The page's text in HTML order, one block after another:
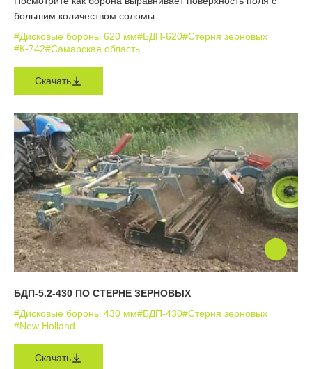
большим количеством соломы
#Дисковые бороны 620 мм#БДП-620#Стерня зерновых
#К-742#Самарская область
Скачать
БДП-5.2-430 ПО СТЕРНЕ ЗЕРНОВЫХ
#Дисковые бороны 430 мм#БДП-430#Стерня зерновых
#New Holland
Скачать